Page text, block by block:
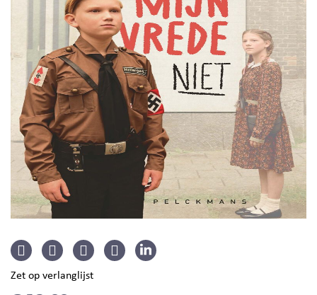
Zet op verlanglijst